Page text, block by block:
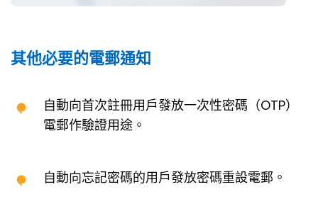
其他必要的電郵通知
自動向首次註冊用戶發放一次性密碼（OTP）
電郵作驗證用途。
自動向忘記密碼的用戶發放密碼重設電郵。